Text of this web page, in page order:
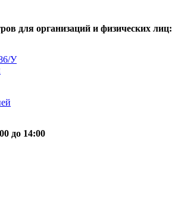
для организаций и физических лиц:
У
14:00